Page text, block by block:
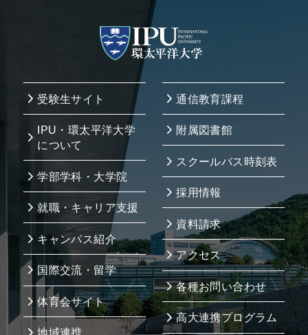
受験生サイト
IPU・環太平洋大学
について
学部学科・大学院
就職・キャリア支援
キャンパス紹介
国際交流・留学
体育会サイト
通信教育課程
附属図書館
スクールバス時刻表
採用情報
資料請求
アクセス
各種お問い合わせ
高大連携プログラム